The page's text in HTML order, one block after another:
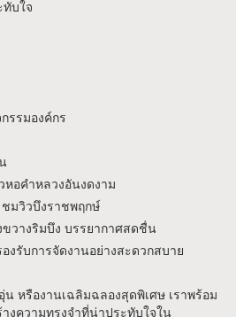
บใจ
รรมองค์กร
อคำหลวงอันงดงาม
ชมวิวบึงราชพฤกษ์
วางริมบึง บรรยากาศสดชื่น
งรับการจัดงานอย่างสะดวกสบาย
น หรืองานเฉลิมฉลองสุดพิเศษ เราพร้อม
งความทรงจำที่น่าประทับใจใน